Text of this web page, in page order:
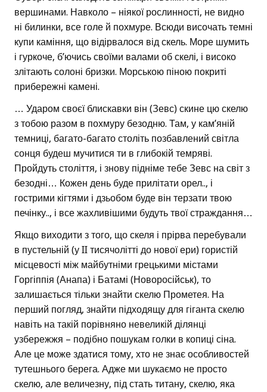
вершинами. Навколо – ніякої рослинності, не видно
ні билинки, все голе й похмуре. Всюди височать темні
купи каміння, що відірвалося від скель. Море шумить
і гуркоче, б’ючись своїми валами об скелі, і високо
злітають солоні бризки. Морською піною покриті
прибережні камені.
… Ударом своєї блискавки він (Зевс) скине цю скелю
з тобою разом в похмуру безодню. Там, у кам’яній
темниці, багато-багато століть позбавлений світла
сонця будеш мучитися ти в глибокій темряві.
Пройдуть століття, і знову підніме тебе Зевс на світ з
безодні… Кожен день буде прилітати орел.., і
гострими кігтями і дзьобом буде він терзати твою
печінку.., і все жахливішими будуть твої страждання…
Якщо виходити з того, що скеля і прірва перебували
в пустельній (у II тисячолітті до нової ери) гористій
місцевості між майбутніми грецькими містами
Горгіппія (Анапа) і Батамі (Новоросійськ), то
залишається тільки знайти скелю Прометея. На
перший погляд, знайти підходящу для гіганта скелю
навіть на такій порівняно невеликій ділянці
узбережжя – подібно пошукам голки в копиці сіна.
Але це може здатися тому, хто не знає особливостей
тутешнього берега. Адже ми шукаємо не просто
скелю, але величезну, під стать титану, скелю, яка